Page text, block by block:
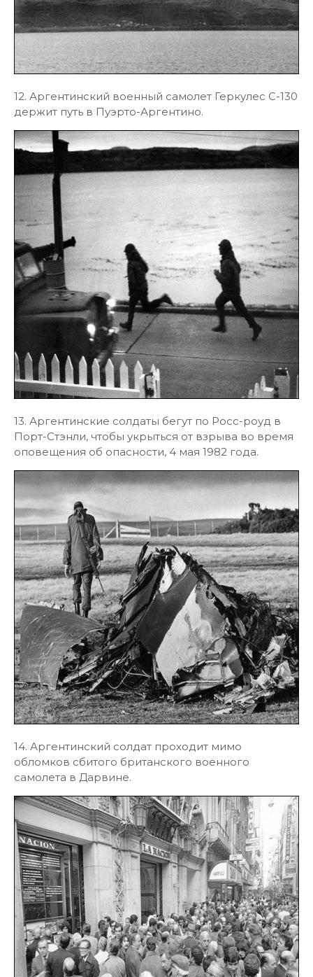
12. Аргентинский военный самолет Геркулес C-130
держит путь в Пуэрто-Аргентино.
13. Аргентинские солдаты бегут по Росс-роуд в
Порт-Стэнли, чтобы укрыться от взрыва во время
оповещения об опасности, 4 мая 1982 года.
14. Аргентинский солдат проходит мимо
обломков сбитого британского военного
самолета в Дарвине.